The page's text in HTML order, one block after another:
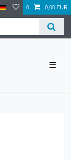
0 0,00 EUR
☰